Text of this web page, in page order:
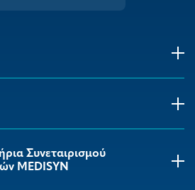
Συνεταιρισμού
MEDISYΝ